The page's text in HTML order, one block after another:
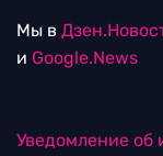
Мы в
и Google.News
Уведомление об